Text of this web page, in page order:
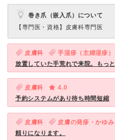
巻き爪（嵌入爪）について
【専門医・資格】 皮膚科専門医
皮膚科 手湿疹（主婦湿疹）
放置していた手荒れで来院。もっ
皮膚科
4.0
予約システムがあり待ち時間短縮
皮膚科 皮膚の発疹・かゆみ
頼りになります。